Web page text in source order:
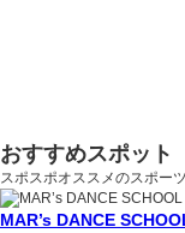
おすすめスポット
スポスポオススメのスポー
MAR’s DANCE